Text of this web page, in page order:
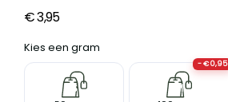
€3,95
Kies een gram
S
- € 0,95
M